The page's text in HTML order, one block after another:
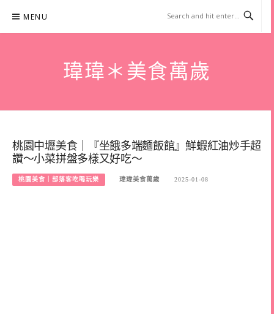
content
MENU
瑋瑋＊美食萬歲
桃園中壢美食｜『坐餓多端麵飯館』鮮蝦紅油炒手超
讚～小菜拼盤多樣又好吃～
桃園美食｜部落客吃喝玩樂 瑋瑋美食萬歲 2025-01-08